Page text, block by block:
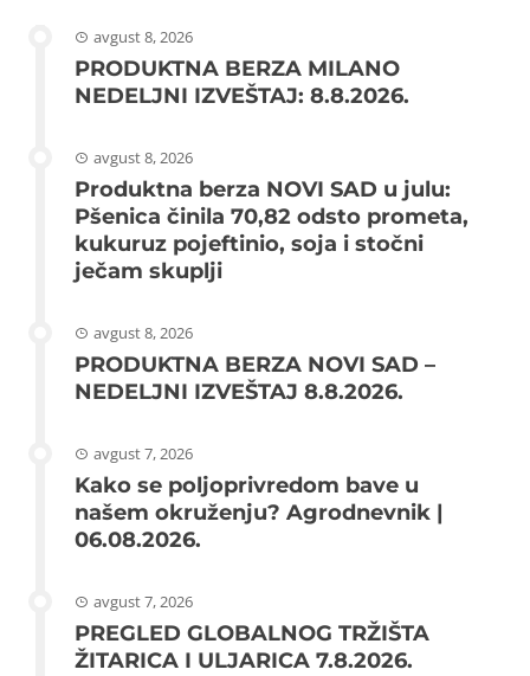
avgust 8, 2026
PRODUKTNA BERZA MILANO
NEDELJNI IZVEŠTAJ: 8.8.2026.
avgust 8, 2026
Produktna berza NOVI SAD u julu:
Pšenica činila 70,82 odsto prometa,
kukuruz pojeftinio, soja i stočni
ječam skuplji
avgust 8, 2026
PRODUKTNA BERZA NOVI SAD –
NEDELJNI IZVEŠTAJ 8.8.2026.
avgust 7, 2026
Kako se poljoprivredom bave u
našem okruženju? Agrodnevnik |
06.08.2026.
avgust 7, 2026
PREGLED GLOBALNOG TRŽIŠTA
ŽITARICA I ULJARICA 7.8.2026.